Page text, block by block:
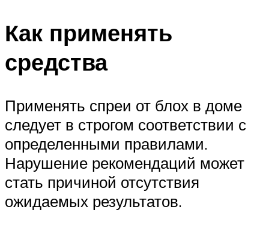
Как применять
средства
Применять спреи от блох в доме
следует в строгом соответствии с
определенными правилами.
Нарушение рекомендаций может
стать причиной отсутствия
ожидаемых результатов.